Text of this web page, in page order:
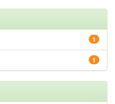
1
1